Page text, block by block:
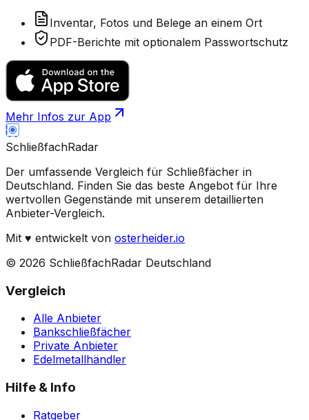
Inventar, Fotos und Belege an einem Ort
PDF-Berichte mit optionalem Passwortschutz
Mehr Infos zur App
SchließfachRadar
Der umfassende Vergleich für Schließfächer in
Deutschland. Finden Sie das beste Angebot für Ihre
wertvollen Gegenstände mit unserem detaillierten
Anbieter-Vergleich.
Mit ♥ entwickelt von osterheider.io
© 2026 SchließfachRadar Deutschland
Vergleich
Alle Anbieter
Bankschließfächer
Private Anbieter
Edelmetallhändler
Hilfe & Info
Ratgeber